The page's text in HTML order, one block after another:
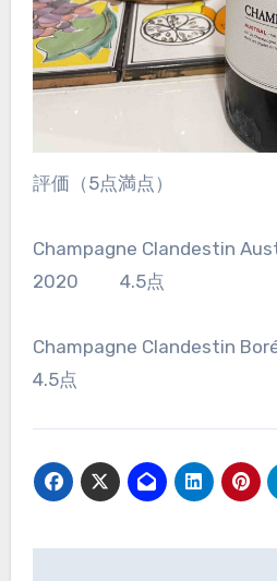
評価（5点満点）
Champagne Clandestin
2020 4.5点
Champagne Clandestin
4.5点